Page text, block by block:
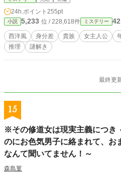
24h.ポイント 255pt
小説 5,233 位 / 228,618件 ミステリー 42
西洋風 身分差 貴族 女主人公
推理
謎解き
最終更
15
※その修道女は現実主義につき
のにお色気男子に絡まれて、お
なんて聞いてません！～
森島菫